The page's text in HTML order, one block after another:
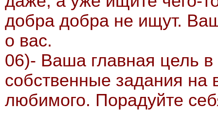
добра добра не ищут.
о вас.
06)- Ваша главная цель
собственные задания на
любимого. Порадуйте